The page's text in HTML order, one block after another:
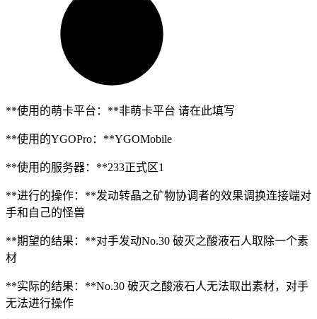
**使用的萌卡平台：**非萌卡平台 请在此填写
**使用的YGOPro：**YGOMobile
**使用的服务器：**233正式区1
**进行的操作：**发动转晶之矿物协调者的效果调换连接端对
手和自己的怪兽
**期望的结果：**对手发动No.30 破灭之酸液石人取除一个素
材
**实际的结果：**No.30 破灭之酸液石人无法取出素材，对手
无法进行操作